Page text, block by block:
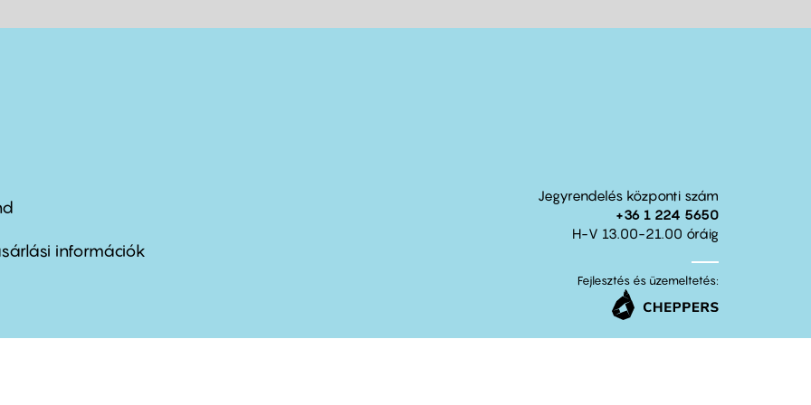
információk
Jegyrendelés központi szám
+36 1 224 5650
H-V 13.00-21.00 óráig
Fejlesztés és üzemeltetés: